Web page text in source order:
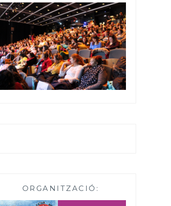
ORGANITZACIÓ: